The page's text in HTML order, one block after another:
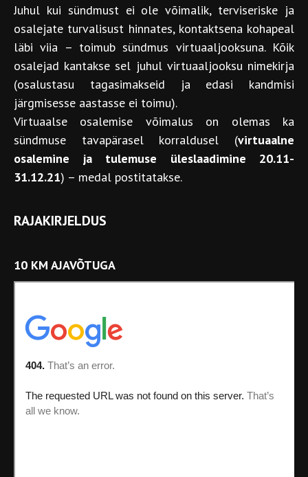
Juhul kui sündmust ei ole võimalik, terviseriske ja
osalejate turvalisust hinnates, kontaktsena kohapeal
läbi viia – toimub sündmus virtuaaljooksuna. Kõik
osalejad kantakse sel juhul virtuaaljooksu nimekirja
(osalustasu tagasimakseid ja edasi kandmisi
järgmisesse aastasse ei toimu).
Virtuaalse osalemise võimalus on olemas ka
sündmuse tavapärasel korraldusel (virtuaalne
osalemine ja tulemuse üleslaadimine 20.11-
31.12.21) – medal postitatakse.
RAJAKIRJELDUS
10 KM AJAVÕTUGA